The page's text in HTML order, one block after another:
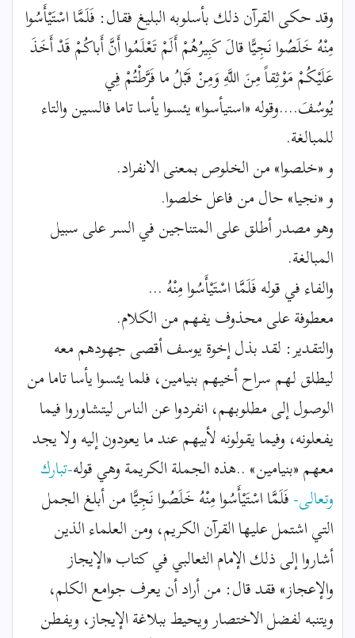
وقد حكى القرآن ذلك بأسلوبه البليغ فقال: فَلَمَّا اسْتَيْأَسُوا
مِنْهُ خَلَصُوا نَجِيًّا قالَ كَبِيرُهُمْ أَلَمْ تَعْلَمُوا أَنَّ أَباكُمْ قَدْ أَخَذَ
عَلَيْكُمْ مَوْثِقاً مِنَ اللَّهِ وَمِنْ قَبْلُ ما فَرَّطْتُمْ فِي
يُوسُفَ....وقوله «استيأسوا» يئسوا يأسا تاما فالسين والتاء
للمبالغة.
و «خلصوا» من الخلوص بمعنى الانفراد.
و «نجيا» حال من فاعل خلصوا.
وهو مصدر أطلق على المتناجين في السر على سبيل
المبالغة.
والفاء في قوله فَلَمَّا اسْتَيْأَسُوا مِنْهُ ...
معطوفة على محذوف يفهم من الكلام.
والتقدير: لقد بذل إخوة يوسف أقصى جهودهم معه
ليطلق لهم سراح أخيهم بنيامين، فلما يئسوا يأسا تاما من
الوصول إلى مطلوبهم، انفردوا عن الناس ليتشاوروا فيما
يفعلونه، وفيما يقولونه لأبيهم عند ما يعودون إليه ولا يجد
معهم «بنيامين» ..هذه الجملة الكريمة وهي قوله-تبارك
وتعالى-فَلَمَّا اسْتَيْأَسُوا مِنْهُ خَلَصُوا نَجِيًّا من أبلغ الجمل
التي اشتمل عليها القرآن الكريم، ومن العلماء الذين
أشاروا إلى ذلك الإمام الثعالبي في كتاب «الإيجاز
والإعجاز» فقد قال: من أراد أن يعرف جوامع الكلم،
ويتنبه لفضل الاختصار ويحيط ببلاغة الإيجاز، ويفطن